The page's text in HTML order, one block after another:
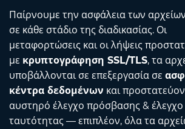
Παίρνουμε την ασφάλεια των
σε κάθε στάδιο της διαδικασίας. Οι
μεταφορτώσεις και οι λήψεις
με κρυπτογράφηση SSL/TLS, τα
υποβάλλονται σε επεξεργασία σε
κέντρα δεδομένων και
αυστηρό έλεγχο πρόσβασης & έλεγχο
ταυτότητας — επιπλέον, όλα τα